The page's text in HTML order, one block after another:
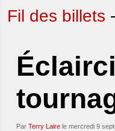
Fil des billets -
Par Terry Laire le mercredi 9